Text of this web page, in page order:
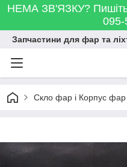
НЕМА ЗВ'ЯЗКУ?
095-
Запчастини для фар та
Скло фар і Корпус фар